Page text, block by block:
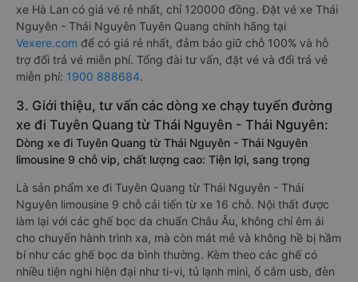
xe Hà Lan có giá vé rẻ nhất, chỉ 120000 đồng. Đặt vé xe Thái
Nguyên - Thái Nguyên Tuyên Quang chính hãng tại
Vexere.com để có giá rẻ nhất, đảm bảo giữ chỗ 100% và hỗ
trợ đổi trả vé miễn phí. Tổng đài tư vấn, đặt vé và đổi trả vé
miễn phí: 1900 888684.
3. Giới thiệu, tư vấn các dòng xe chạy tuyến đường
xe đi Tuyên Quang từ Thái Nguyên - Thái Nguyên:
Dòng xe đi Tuyên Quang từ Thái Nguyên - Thái Nguyên
limousine 9 chỗ vip, chất lượng cao: Tiện lợi, sang trọng
Là sản phẩm xe đi Tuyên Quang từ Thái Nguyên - Thái
Nguyên limousine 9 chỗ cải tiến từ xe 16 chỗ. Nội thất được
làm lại với các ghế bọc da chuẩn Châu Âu, không chỉ êm ái
cho chuyến hành trình xa, mà còn mát mẻ và không hề bị hầm
bí như các ghế bọc da bình thường. Kèm theo các ghế có
nhiều tiện nghi hiện đại như ti-vi, tủ lạnh mini, ổ cắm usb, đèn